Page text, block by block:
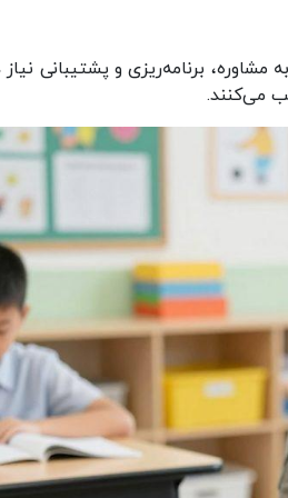
برنامه‌ریزی و پشتیبانی نیاز
می‌کنند.